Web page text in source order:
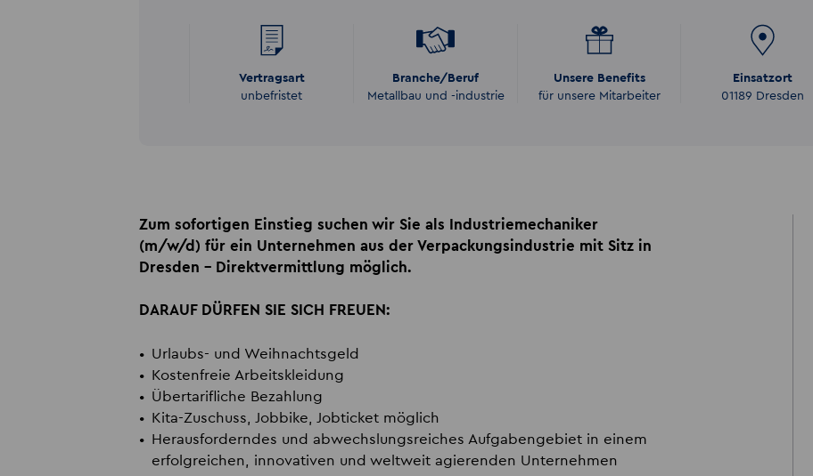
Vertragsart
unbefristet
Branche/Beruf
Metallbau und -industrie
Unsere Benefits
für unsere Mitarbeiter
Einsatzort
01189 Dresden
Zum sofortigen Einstieg suchen wir Sie als Industriemechaniker
(m/w/d) für ein Unternehmen aus der Verpackungsindustrie mit Sitz in
Dresden - Direktvermittlung möglich.
DARAUF DÜRFEN SIE SICH FREUEN:
Urlaubs- und Weihnachtsgeld
Kostenfreie Arbeitskleidung
Übertarifliche Bezahlung
Kita-Zuschuss, Jobbike, Jobticket möglich
Herausforderndes und abwechslungsreiches Aufgabengebiet in einem
erfolgreichen, innovativen und weltweit agierenden Unternehmen